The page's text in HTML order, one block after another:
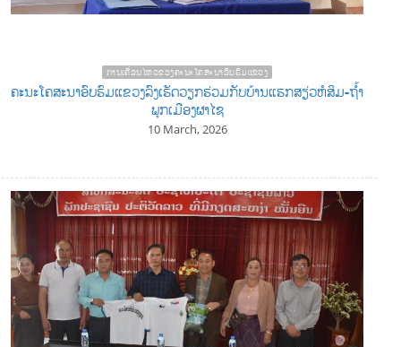
ການເຄື່ອນໄຫວຂອງຄະນະໂຄສະນາອົບຮົມແຂວງ
ຄະນະໂຄສະນາອົບຮົມແຂວງລົງເຮັດວຽກຮ່ວມກັບບ້ານແຮກສຽ່ວຫໍສິມ-ຖໍ້າ
ພຸກເມືອງຜາໄຊ
10 March, 2026